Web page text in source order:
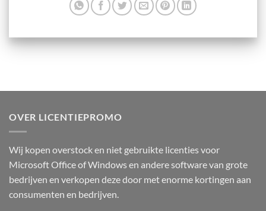
OVER LICENTIEPROMO
Wij kopen overstock en niet gebruikte licenties voor
Microsoft Office of Windows en andere software van grote
bedrijven en verkopen deze door met enorme kortingen aan
consumenten en bedrijven.